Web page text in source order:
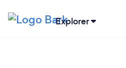
Explorer